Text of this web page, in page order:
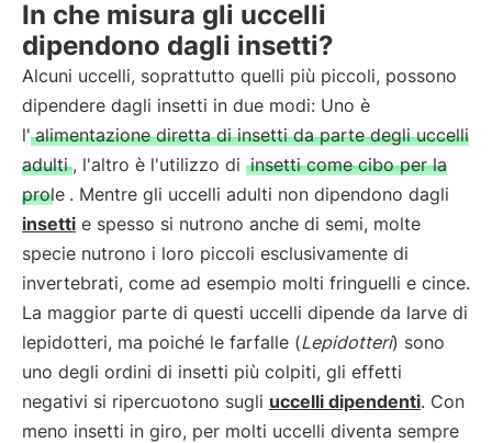
In che misura gli uccelli
dipendono dagli insetti?
Alcuni uccelli, soprattutto quelli più piccoli, possono
dipendere dagli insetti in due modi: Uno è
l' alimentazione diretta di insetti da parte degli uccelli
adulti , l'altro è l'utilizzo di insetti come cibo per la
prole . Mentre gli uccelli adulti non dipendono dagli
insetti e spesso si nutrono anche di semi, molte
specie nutrono i loro piccoli esclusivamente di
invertebrati, come ad esempio molti fringuelli e cince.
La maggior parte di questi uccelli dipende da larve di
lepidotteri, ma poiché le farfalle (Lepidotteri) sono
uno degli ordini di insetti più colpiti, gli effetti
negativi si ripercuotono sugli uccelli dipendenti. Con
meno insetti in giro, per molti uccelli diventa sempre